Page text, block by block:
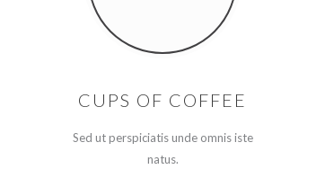
CUPS OF COFFEE
Sed ut perspiciatis unde omnis iste
natus.